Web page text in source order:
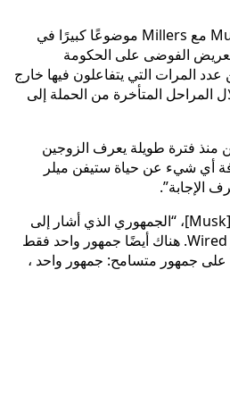
ومع ذلك ، أصبحت علاقة Musk مع Millers موضوعًا كبيرًا في
الفوضى على الحكومة
عدد المرات التي يتفاعلون فيها خارج
المراحل المتأخرة من الحملة إلى
منذ فترة طويلة يعرف الزوجين
أي شيء عن حياة ستيفن ميلر
الإجابة”.
“ستيفن وكاتي يهتمان للغاية [Musk]، “الجمهوري الذي أشار إلى
ستيفن كرئيس للوزراء” يخبر Wired. هناك أيضًا جمهور واحد فقط
على جمهور متسامح: جمهور واحد ،